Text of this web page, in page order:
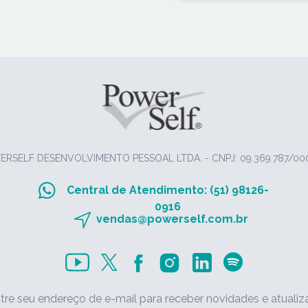
DESENVOLVIMENTO PESSOAL LTDA. - CNPJ: 09.369.787/
vendas@powerself.com.br
Central de Atendimento: (51) 98126-
0916
seu endereço de e-mail para receber novidades e